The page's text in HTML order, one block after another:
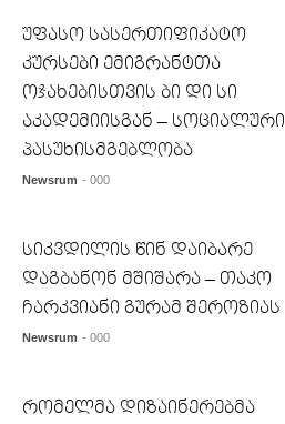
უფასო სასერთიფიკატო
კურსები ემიგრანტთა
ოჯახებისთვის ბი დი სი
აკადემიისგან – სოციალური
პასუხისმგებლობა
Newsrum - 000
სიკვდილის წინ დაიბარე
დაგბანონ მშიშარა – თაკო
ჩარკვიანი გურამ შეროზიას
Newsrum - 000
რომელმა დიზაინერებმა